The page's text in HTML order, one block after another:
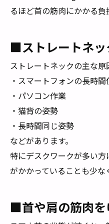
るほど首の筋肉にかかる負
■ストレートネッ
ストレートネックの主な原
・スマートフォンの長時間
・パソコン作業
・猫背の姿勢
・長時間同じ姿勢
などがあります。
特にデスクワークが多い
がかかっていることも少な
■首や肩の筋肉を